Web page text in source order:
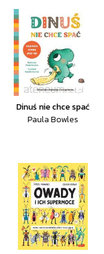
Dinuś nie chce spać
Paula Bowles